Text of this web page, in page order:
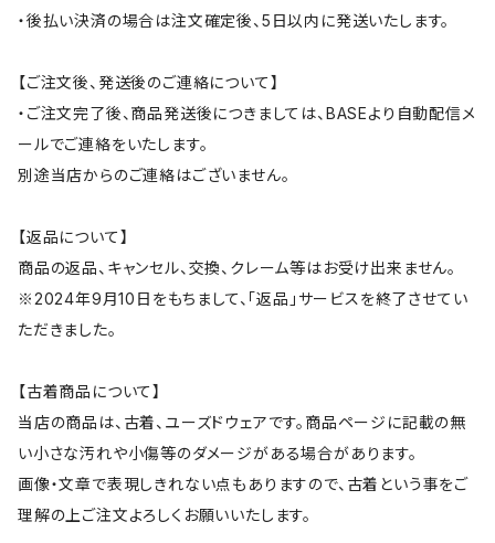
・後払い決済の場合は注文確定後、5日以内に発送いたします。
【ご注文後、発送後のご連絡について】
・ご注文完了後、商品発送後につきましては、BASEより自動配信メ
ールでご連絡をいたします。
別途当店からのご連絡はございません。
【返品について】
商品の返品、キャンセル、交換、クレーム等はお受け出来ません。
※2024年9月10日をもちまして、「返品」サービスを終了させてい
ただきました。
【古着商品について】
当店の商品は、古着、ユーズドウェアです。商品ページに記載の無
い小さな汚れや小傷等のダメージがある場合があります。
画像・文章で表現しきれない点もありますので、古着という事をご
理解の上ご注文よろしくお願いいたします。